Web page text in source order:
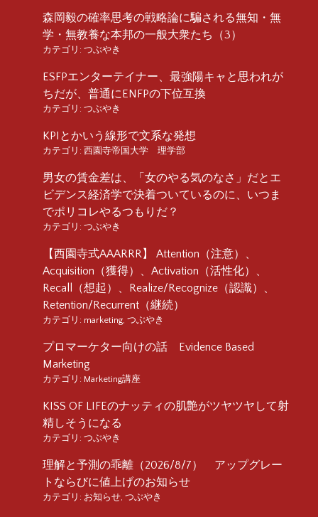
森岡毅の確率思考の戦略論に騙される無知・無
学・無教養な本邦の一般大衆たち（3）
カテゴリ: つぶやき
ESFPエンターテイナー、最強陽キャと思われが
ちだが、普通にENFPの下位互換
カテゴリ: つぶやき
KPIとかいう線形で文系な発想
カテゴリ: 西園寺帝国大学 理学部
男女の賃金差は、「女のやる気のなさ」だとエ
ビデンス経済学で決着ついているのに、いつま
でポリコレやるつもりだ？
カテゴリ: つぶやき
【西園寺式AAARRR】 Attention（注意）、
Acquisition（獲得）、Activation（活性化）、
Recall（想起）、Realize/Recognize（認識）、
Retention/Recurrent（継続）
カテゴリ: marketing つぶやき
プロマーケター向けの話 Evidence Based
Marketing
カテゴリ: Marketing講座
KISS OF LIFEのナッティの肌艶がツヤツヤして射
精しそうになる
カテゴリ: つぶやき
理解と予測の乖離（2026/8/7） アップグレー
トならびに値上げのお知らせ
カテゴリ: お知らせ つぶやき